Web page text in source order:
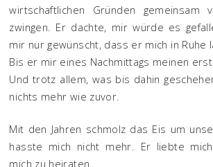
wirtschaftlichen Gründen gemeinsam
zwingen. Er dachte, mir würde es
mir nur gewünscht, dass er mich in Ruhe
Bis er mir eines Nachmittags meinen
Und trotz allem, was bis dahin
nichts mehr wie zuvor.
Mit den Jahren schmolz das Eis um
hasste mich nicht mehr. Er liebte
mich zu heiraten.